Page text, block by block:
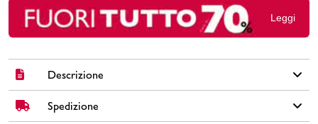
Leggi
Descrizione
Fai risplendere lo stile della tua piccola con i sandali color oro
firmati Dieci Baci. Questo modello unico si distingue per i tre
Spedizione